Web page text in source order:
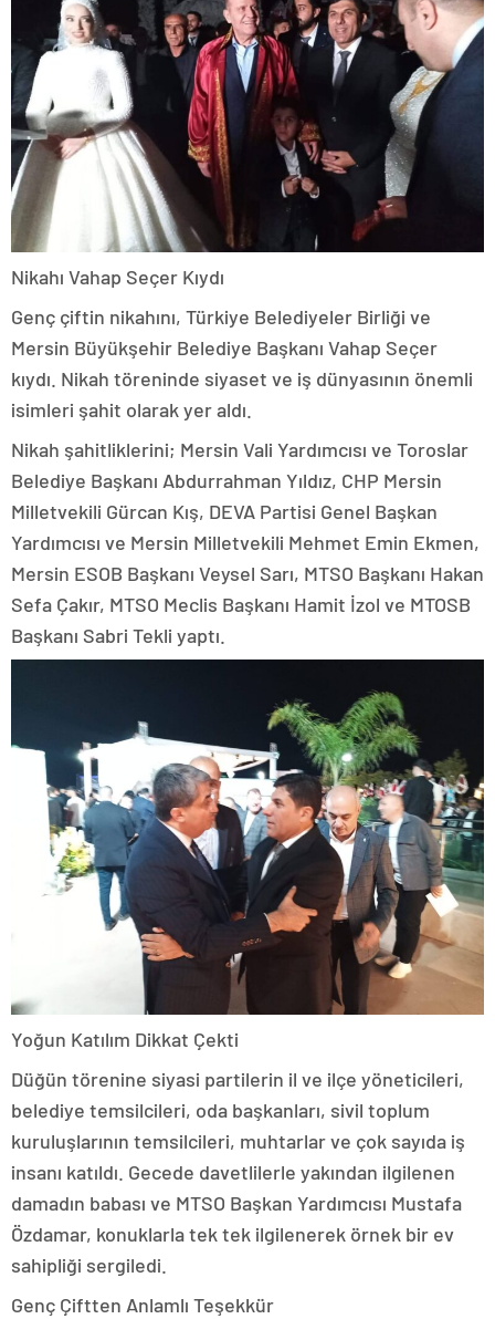
Nikahı Vahap Seçer Kıydı
Genç çiftin nikahını, Türkiye Belediyeler Birliği ve
Mersin Büyükşehir Belediye Başkanı Vahap Seçer
kıydı. Nikah töreninde siyaset ve iş dünyasının önemli
isimleri şahit olarak yer aldı.
Nikah şahitliklerini; Mersin Vali Yardımcısı ve Toroslar
Belediye Başkanı Abdurrahman Yıldız, CHP Mersin
Milletvekili Gürcan Kış, DEVA Partisi Genel Başkan
Yardımcısı ve Mersin Milletvekili Mehmet Emin Ekmen,
Mersin ESOB Başkanı Veysel Sarı, MTSO Başkanı Hakan
Sefa Çakır, MTSO Meclis Başkanı Hamit İzol ve MTOSB
Başkanı Sabri Tekli yaptı.
Yoğun Katılım Dikkat Çekti
Düğün törenine siyasi partilerin il ve ilçe yöneticileri,
belediye temsilcileri, oda başkanları, sivil toplum
kuruluşlarının temsilcileri, muhtarlar ve çok sayıda iş
insanı katıldı. Gecede davetlilerle yakından ilgilenen
damadın babası ve MTSO Başkan Yardımcısı Mustafa
Özdamar, konuklarla tek tek ilgilenerek örnek bir ev
sahipliği sergiledi.
Genç Çiftten Anlamlı Teşekkür